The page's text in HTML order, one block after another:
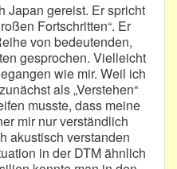
Japan gereist. Er spricht
Fortschritten“. Er
von bedeutenden,
gesprochen. Vielleicht
wie mir. Weil ich
als „Verstehen“
musste, dass meine
mir nur verständlich
akustisch verstanden
in der DTM ähnlich